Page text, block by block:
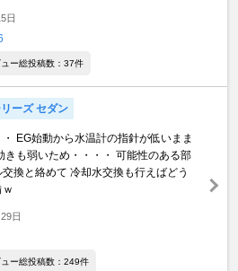
日
ー総投稿数：37件
ーズ セダン
EG始動から水温計の指針が低いまま
きも弱いため・・・・ 可能性のある部
換と絡めて 冷却水交換も行えばどう
日
ー総投稿数：249件